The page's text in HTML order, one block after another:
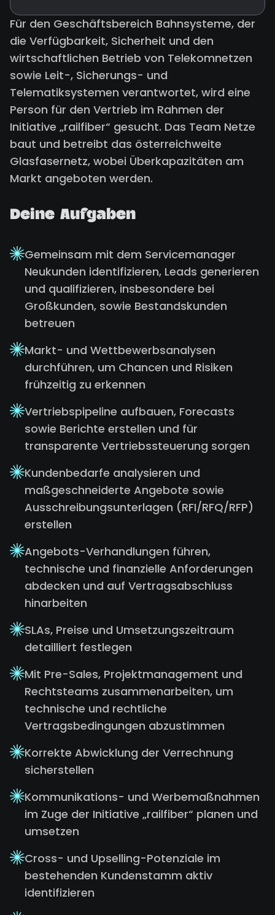
Für den Geschäftsbereich Bahnsysteme, der
die Verfügbarkeit, Sicherheit und den
wirtschaftlichen Betrieb von Telekomnetzen
sowie Leit-, Sicherungs- und
Telematiksystemen verantwortet, wird eine
Person für den Vertrieb im Rahmen der
Initiative „railfiber“ gesucht. Das Team Netze
baut und betreibt das österreichweite
Glasfasernetz, wobei Überkapazitäten am
Markt angeboten werden.
Deine Aufgaben
Gemeinsam mit dem Servicemanager
Neukunden identifizieren, Leads generieren
und qualifizieren, insbesondere bei
Großkunden, sowie Bestandskunden
betreuen
Markt- und Wettbewerbsanalysen
durchführen, um Chancen und Risiken
frühzeitig zu erkennen
Vertriebspipeline aufbauen, Forecasts
sowie Berichte erstellen und für
transparente Vertriebssteuerung sorgen
Kundenbedarfe analysieren und
maßgeschneiderte Angebote sowie
Ausschreibungsunterlagen (RFI/RFQ/RFP)
erstellen
Angebots-Verhandlungen führen,
technische und finanzielle Anforderungen
abdecken und auf Vertragsabschluss
hinarbeiten
SLAs, Preise und Umsetzungszeitraum
detailliert festlegen
Mit Pre-Sales, Projektmanagement und
Rechtsteams zusammenarbeiten, um
technische und rechtliche
Vertragsbedingungen abzustimmen
Korrekte Abwicklung der Verrechnung
sicherstellen
Kommunikations- und Werbemaßnahmen
im Zuge der Initiative „railfiber“ planen und
umsetzen
Cross- und Upselling-Potenziale im
bestehenden Kundenstamm aktiv
identifizieren